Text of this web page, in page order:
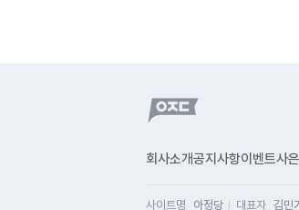
회사소개공지사항이벤트사
사이트명 아정당 대표자 김민기